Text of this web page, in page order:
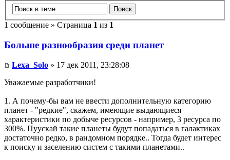
1 сообщение » Страница 1 из 1
Больше разнообразия среди планет
Lexa_Solo » 17 дек 2011, 23:28:08
Уважаемые разработчики!
1. А почему-бы вам не ввести дополнительную категорию
планет - "редкие", скажем, имеющие выдающиеся
характеристики по добыче ресурсов - например, 3 ресурса по
300%. Пуускай такие планеты будут попадаться в галактиках
достаточно редко, в рандомном порядке.. Тогда будет интерес
к поиску и заселению систем с такими планетами..